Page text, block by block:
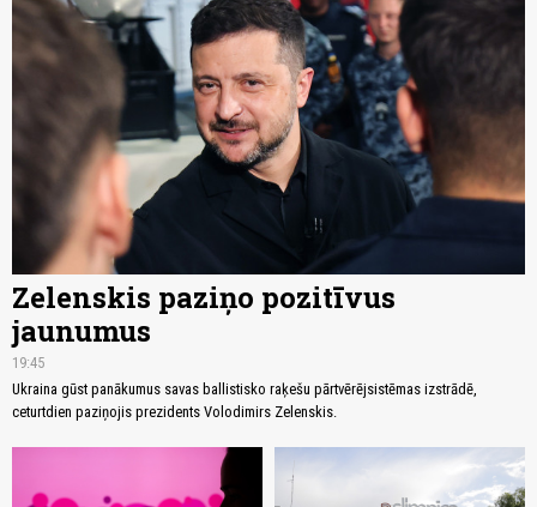
Zelenskis paziņo pozitīvus
jaunumus
19:45
Ukraina gūst panākumus savas ballistisko raķešu pārtvērējsistēmas izstrādē,
ceturtdien paziņojis prezidents Volodimirs Zelenskis.